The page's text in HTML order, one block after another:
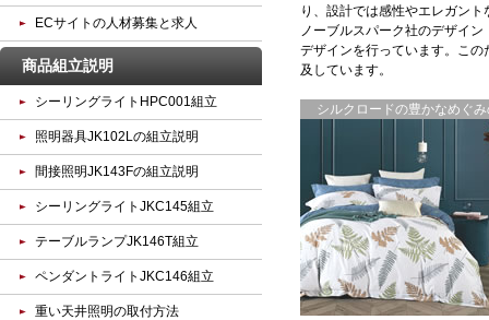
り、設計では感性やエレガン
ノーブルスパーク社のデザイ
デザインを行っています。こ
及しています。
シルクロードの豊かなめぐみ
ECサイトの人材募集と求人
商品組立説明
シーリングライトHPC001組立
照明器具JK102Lの組立説明
間接照明JK143Fの組立説明
シーリングライトJKC145組立
テーブルランプJK146T組立
ペンダントライトJKC146組立
重い天井照明の取付方法